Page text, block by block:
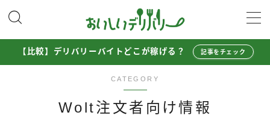
MENU
Uber Eats配達員ガイド
【比較】デリバリーバイトどこが稼げる？ 記事をチェック
CATEGORY
Wolt注文者向け情報